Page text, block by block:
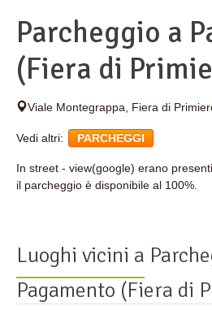
Parcheggio a
(Fiera di
Viale Montegrappa, Fiera di
Vedi altri: PARCHEGGI
In street - view(google) erano
il parcheggio è disponibile al 100%.
Luoghi vicini a
Pagamento (Fiera di